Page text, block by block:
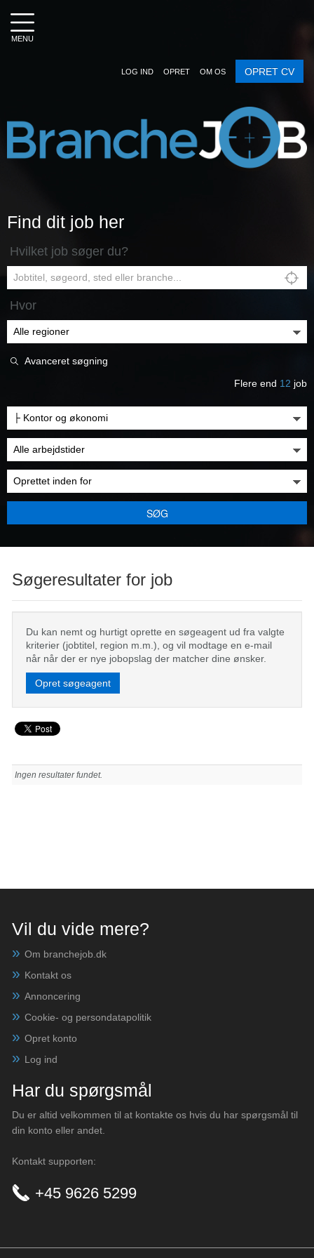
MENU
LOG IND OPRET OM OS OPRET CV
Find dit job her
Hvilket job søger du?
Hvor
Avanceret søgning
Flere end 12 job
SØG
Søgeresultater for job
Du kan nemt og hurtigt oprette en søgeagent ud fra valgte
kriterier (jobtitel, region m.m.), og vil modtage en e-mail
når når der er nye jobopslag der matcher dine ønsker.
Opret søgeagent
Ingen resultater fundet.
Vil du vide mere?
Om branchejob.dk
Kontakt os
Annoncering
Cookie- og persondatapolitik
Opret konto
Log ind
Har du spørgsmål
Du er altid velkommen til at kontakte os hvis du har spørgsmål til
din konto eller andet.
Kontakt supporten:
+45 9626 5299